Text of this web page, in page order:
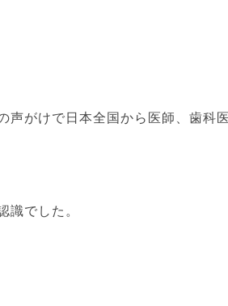
がけで日本全国から医師、歯科
識でした。